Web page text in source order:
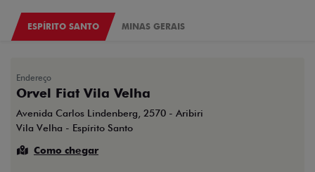
ESPÍRITO SANTO MINAS GERAIS
Endereço
Orvel Fiat Vila Velha
Avenida Carlos Lindenberg, 2570 - Aribiri
Vila Velha - Espírito Santo
Como chegar